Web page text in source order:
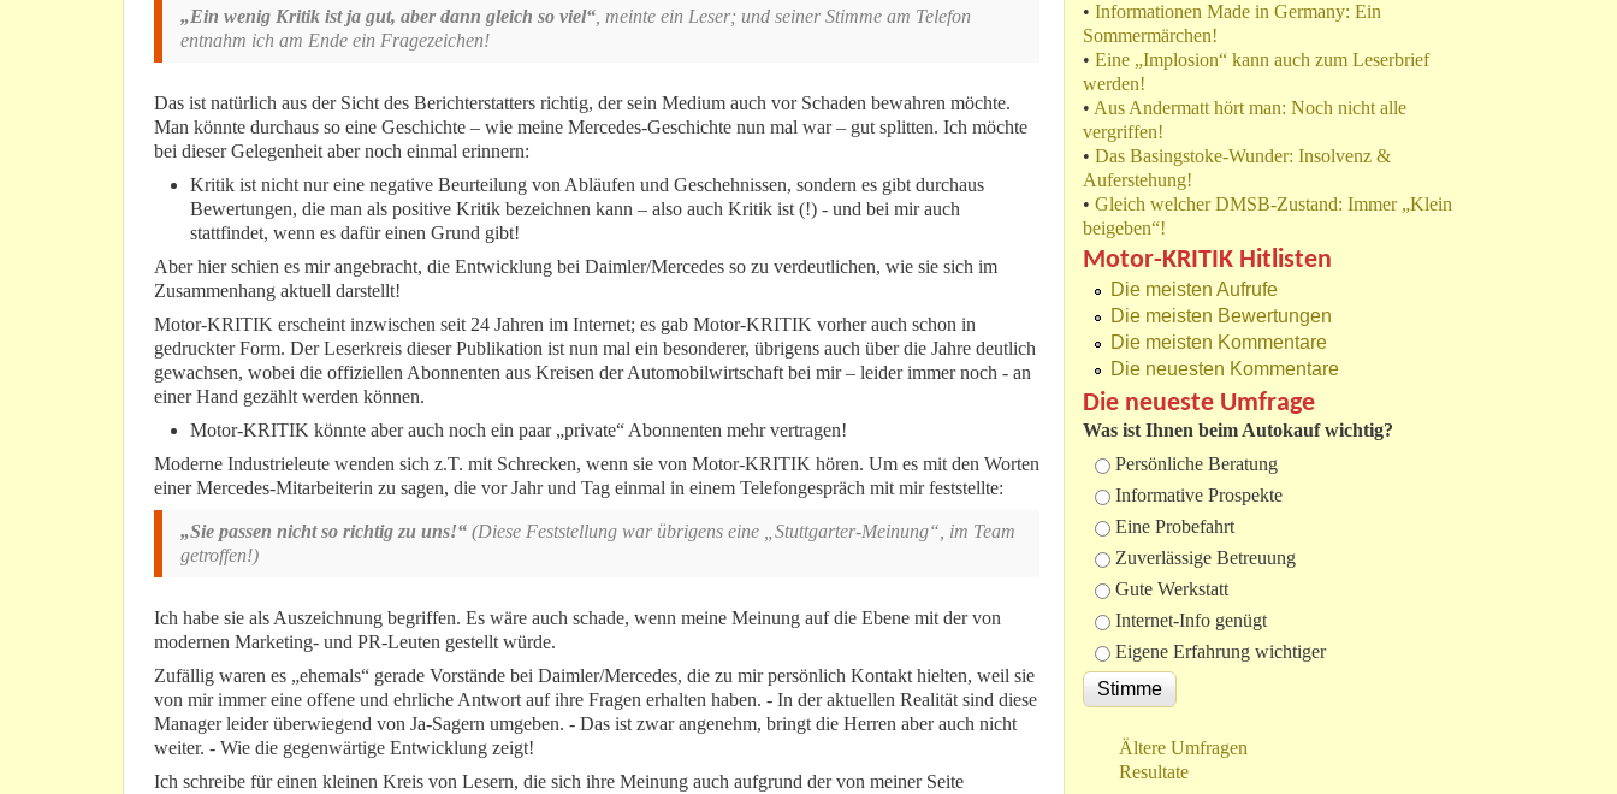
„Ein wenig Kritik ist ja gut, aber dann gleich so viel“ , meinte ein Leser; und seiner Stimme am Telefon
entnahm ich am Ende ein Fragezeichen!
Das ist natürlich aus der Sicht des Berichterstatters richtig, der sein Medium auch vor Schaden bewahren möchte.
Man könnte durchaus so eine Geschichte – wie meine Mercedes-Geschichte nun mal war – gut splitten. Ich möchte
bei dieser Gelegenheit aber noch einmal erinnern:
Kritik ist nicht nur eine negative Beurteilung von Abläufen und Geschehnissen, sondern es gibt durchaus
Bewertungen, die man als positive Kritik bezeichnen kann – also auch Kritik ist (!) - und bei mir auch
stattfindet, wenn es dafür einen Grund gibt!
Aber hier schien es mir angebracht, die Entwicklung bei Daimler/Mercedes so zu verdeutlichen, wie sie sich im
Zusammenhang aktuell darstellt!
Motor-KRITIK erscheint inzwischen seit 24 Jahren im Internet; es gab Motor-KRITIK vorher auch schon in
gedruckter Form. Der Leserkreis dieser Publikation ist nun mal ein besonderer, übrigens auch über die Jahre deutlich
gewachsen, wobei die offiziellen Abonnenten aus Kreisen der Automobilwirtschaft bei mir – leider immer noch - an
einer Hand gezählt werden können.
Motor-KRITIK könnte aber auch noch ein paar „private“ Abonnenten mehr vertragen!
Moderne Industrieleute wenden sich z.T. mit Schrecken, wenn sie von Motor-KRITIK hören. Um es mit den Worten
einer Mercedes-Mitarbeiterin zu sagen, die vor Jahr und Tag einmal in einem Telefongespräch mit mir feststellte:
„Sie passen nicht so richtig zu uns!“ (Diese Feststellung war übrigens eine „Stuttgarter-Meinung“, im Team
getroffen!)
Ich habe sie als Auszeichnung begriffen. Es wäre auch schade, wenn meine Meinung auf die Ebene mit der von
modernen Marketing- und PR-Leuten gestellt würde.
Zufällig waren es „ehemals“ gerade Vorstände bei Daimler/Mercedes, die zu mir persönlich Kontakt hielten, weil sie
von mir immer eine offene und ehrliche Antwort auf ihre Fragen erhalten haben. - In der aktuellen Realität sind diese
Manager leider überwiegend von Ja-Sagern umgeben. - Das ist zwar angenehm, bringt die Herren aber auch nicht
weiter. - Wie die gegenwärtige Entwicklung zeigt!
Ich schreibe für einen kleinen Kreis von Lesern, die sich ihre Meinung auch aufgrund der von meiner Seite
• Informationen Made in Germany: Ein
Sommermärchen!
• Eine „Implosion“ kann auch zum Leserbrief
werden!
• Aus Andermatt hört man: Noch nicht alle
vergriffen!
• Das Basingstoke-Wunder: Insolvenz &
Auferstehung!
• Gleich welcher DMSB-Zustand: Immer „Klein
beigeben“!
Motor-KRITIK Hitlisten
Die meisten Aufrufe
Die meisten Bewertungen
Die meisten Kommentare
Die neuesten Kommentare
Die neueste Umfrage
Was ist Ihnen beim Autokauf wichtig?
Auswahlmöglichkeiten
Persönliche Beratung
Informative Prospekte
Eine Probefahrt
Zuverlässige Betreuung
Gute Werkstatt
Internet-Info genügt
Eigene Erfahrung wichtiger
Ältere Umfragen
Resultate